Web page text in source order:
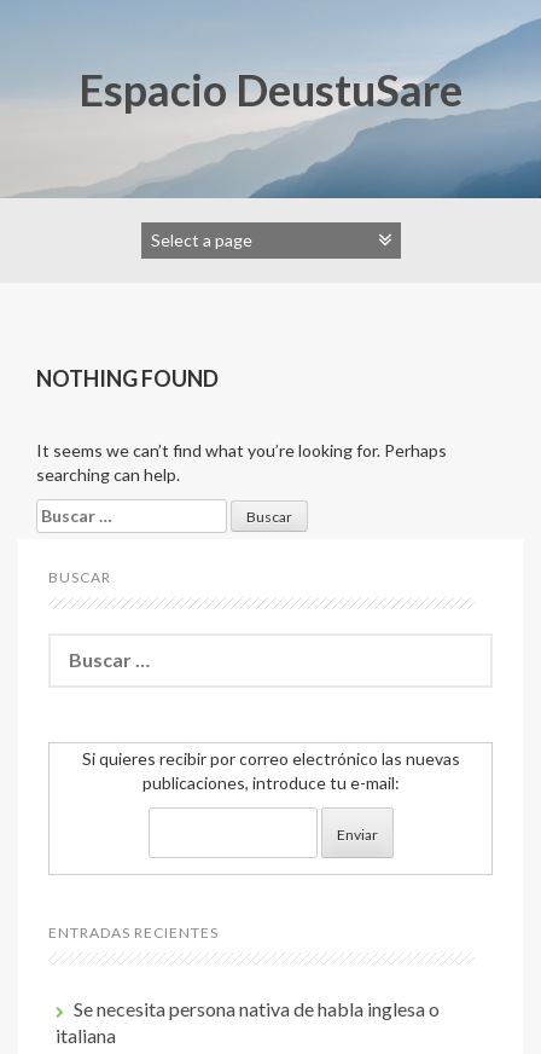
Espacio DeustuSare
NOTHING FOUND
It seems we can’t find what you’re looking for. Perhaps
searching can help.
Buscar:
BUSCAR
Si quieres recibir por correo electrónico las nuevas
publicaciones, introduce tu e-mail:
ENTRADAS RECIENTES
Se necesita persona nativa de habla inglesa o
italiana